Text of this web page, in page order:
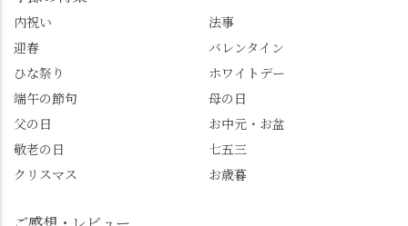
こごろ #勝持寺 #正法寺
#善峯寺 #あじさい #あ
じさい供養 #遊龍の松 #
清竹 #なかの邸 #小倉山
荘 #京都観光 #西京区 #
大原野
内祝い
法事
迎春
バレンタイン
ひな祭り
ホワイトデー
端午の節句
母の日
父の日
お中元・お盆
敬老の日
七五三
クリスマス
お歳暮